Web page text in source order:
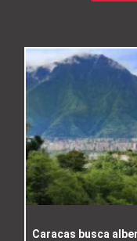
Caracas busca